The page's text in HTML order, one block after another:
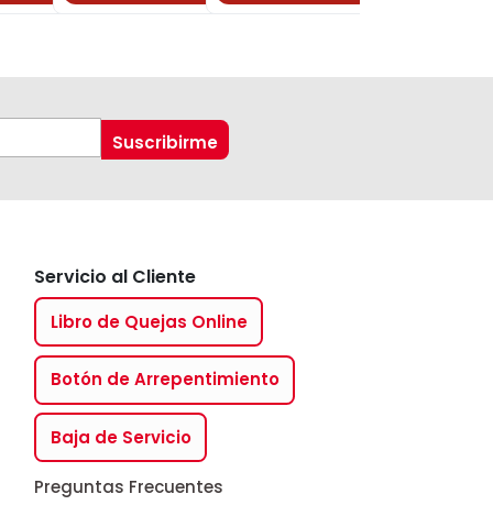
Servicio al Cliente
Libro de Quejas Online
Botón de Arrepentimiento
Baja de Servicio
Preguntas Frecuentes